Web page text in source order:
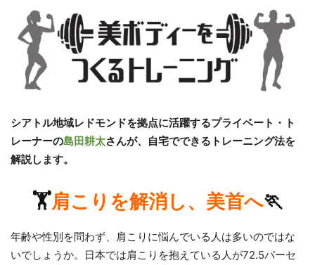
シアトル地域レドモンドを拠点に活躍するプライベート・ト
レーナーの島田耕太さんが、自宅でできるトレーニング法を
解説します。
🏋️肩こりを解消し、美首へ🏃
年齢や性別を問わず、肩こりに悩んでいる人は多いのではな
いでしょうか。日本では肩こりを抱えている人が72.5パーセ